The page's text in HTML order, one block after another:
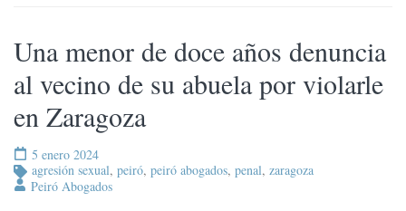
Una menor de doce años denuncia
al vecino de su abuela por violarle
en Zaragoza
5 enero 2024
agresión sexual, peiró, peiró abogados, penal, zaragoza
Peiró Abogados